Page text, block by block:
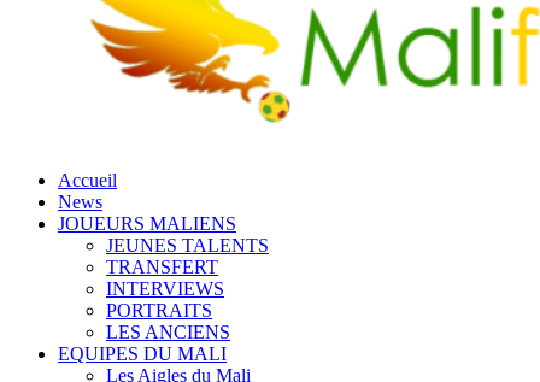
Accueil
News
JOUEURS MALIENS
JEUNES TALENTS
TRANSFERT
INTERVIEWS
PORTRAITS
LES ANCIENS
EQUIPES DU MALI
Les Aigles du Mali